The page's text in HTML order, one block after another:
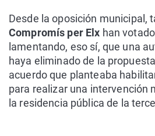
Desde la oposición municipal,
Compromís per Elx han
lamentando, eso sí, que una
haya eliminado de la
acuerdo que planteaba
para realizar una intervención
la residencia pública de la